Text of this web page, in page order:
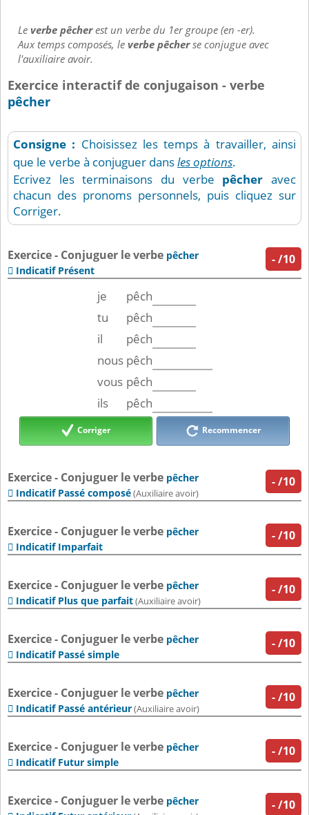
Leverbe pêcherest un verbe du 1er groupe (en -er).
Aux temps composés, leverbe pêcherse conjugue avec
l'auxiliaire avoir.
Exercice interactif de conjugaison - verbe
pêcher
Consigne : Choisissez les temps à travailler, ainsi
que le verbe à conjuguer dansles options.
Ecrivez les terminaisons du verbe pêcher avec
chacun des pronoms personnels, puis cliquez sur
Corriger.
-/10
Exercice - Conjuguer le verbe pêcher
 Indicatif Présent
je
pêch
tu
pêch
il
pêch
nous pêch
vous pêch
ils
pêch
Corriger Recommencer
-/10
Exercice - Conjuguer le verbe pêcher
 Indicatif Passé composé(Auxiliaire avoir)
-/10
Exercice - Conjuguer le verbe pêcher
 Indicatif Imparfait
-/10
Exercice - Conjuguer le verbe pêcher
 Indicatif Plus que parfait(Auxiliaire avoir)
-/10
Exercice - Conjuguer le verbe pêcher
 Indicatif Passé simple
-/10
Exercice - Conjuguer le verbe pêcher
 Indicatif Passé antérieur(Auxiliaire avoir)
-/10
Exercice - Conjuguer le verbe pêcher
 Indicatif Futur simple
-/10
Exercice - Conjuguer le verbe pêcher